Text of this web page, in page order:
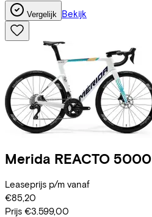
Vergelijk Bekijk
Merida REACTO 5000
Leaseprijs p/m vanaf
€85,20
Prijs €3.599,00